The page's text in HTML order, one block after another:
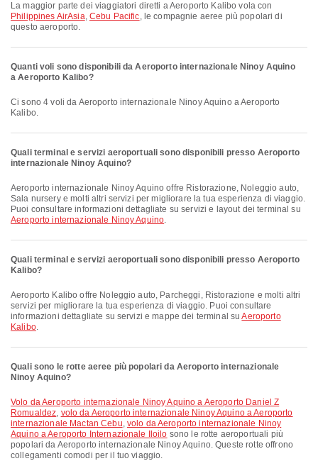
La maggior parte dei viaggiatori diretti a Aeroporto Kalibo vola con
Philippines AirAsia, Cebu Pacific, le compagnie aeree più popolari di
questo aeroporto.
Quanti voli sono disponibili da Aeroporto internazionale Ninoy Aquino
a Aeroporto Kalibo?
Ci sono 4 voli da Aeroporto internazionale Ninoy Aquino a Aeroporto
Kalibo.
Quali terminal e servizi aeroportuali sono disponibili presso Aeroporto
internazionale Ninoy Aquino?
Aeroporto internazionale Ninoy Aquino offre Ristorazione, Noleggio auto,
Sala nursery e molti altri servizi per migliorare la tua esperienza di viaggio.
Puoi consultare informazioni dettagliate su servizi e layout dei terminal su
Aeroporto internazionale Ninoy Aquino.
Quali terminal e servizi aeroportuali sono disponibili presso Aeroporto
Kalibo?
Aeroporto Kalibo offre Noleggio auto, Parcheggi, Ristorazione e molti altri
servizi per migliorare la tua esperienza di viaggio. Puoi consultare
informazioni dettagliate su servizi e mappe dei terminal suAeroporto
Kalibo.
Quali sono le rotte aeree più popolari da Aeroporto internazionale
Ninoy Aquino?
volo da Aeroporto internazionale Ninoy Aquino a Aeroporto Daniel Z
Romualdez, volo da Aeroporto internazionale Ninoy Aquino a Aeroporto
internazionale Mactan Cebu, volo da Aeroporto internazionale Ninoy
Aquino a Aeroporto Internazionale Iloilo sono le rotte aeroportuali più
popolari da Aeroporto internazionale Ninoy Aquino. Queste rotte offrono
collegamenti comodi per il tuo viaggio.